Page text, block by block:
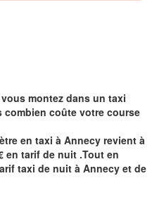
montez dans un taxi
combien coûte votre course
en taxi à Annecy revient à
en tarif de nuit .Tout en
taxi de nuit à Annecy et de